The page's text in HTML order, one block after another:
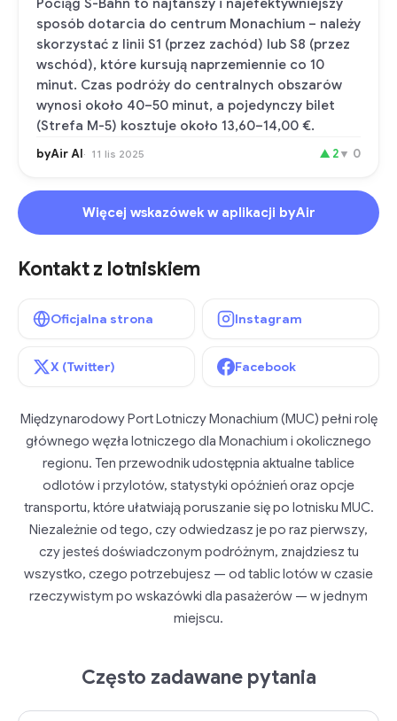
Pociąg S-Bahn to najtańszy i najefektywniejszy
sposób dotarcia do centrum Monachium – należy
skorzystać z linii S1 (przez zachód) lub S8 (przez
wschód), które kursują naprzemiennie co 10
minut. Czas podróży do centralnych obszarów
wynosi około 40–50 minut, a pojedynczy bilet
(Strefa M-5) kosztuje około 13,60–14,00 €.
byAir AI 11 lis 2025 ▲ 2▼ 0
Więcej wskazówek w aplikacji byAir
Kontakt z lotniskiem
Oficjalna strona Instagram
X (Twitter) Facebook
Międzynarodowy Port Lotniczy Monachium (MUC) pełni rolę
głównego węzła lotniczego dla Monachium i okolicznego
regionu. Ten przewodnik udostępnia aktualne tablice
odlotów i przylotów, statystyki opóźnień oraz opcje
transportu, które ułatwiają poruszanie się po lotnisku MUC.
Niezależnie od tego, czy odwiedzasz je po raz pierwszy,
czy jesteś doświadczonym podróżnym, znajdziesz tu
wszystko, czego potrzebujesz — od tablic lotów w czasie
rzeczywistym po wskazówki dla pasażerów — w jednym
miejscu.
Często zadawane pytania